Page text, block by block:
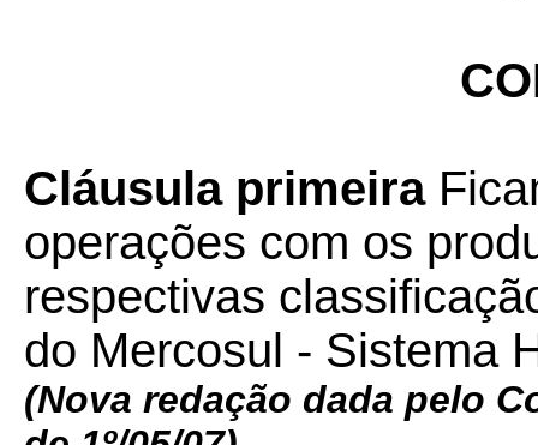
Cláusula primeira
operações com os
respectivas
do Mercosul - Sistema
(Nova redação dada pelo